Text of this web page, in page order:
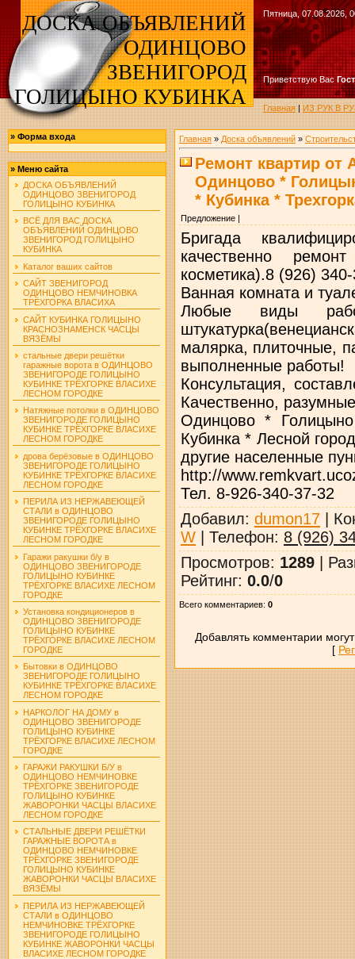
ДОСКА ОБЪЯВЛЕНИЙ
ОДИНЦОВО
ЗВЕНИГОРОД
ГОЛИЦЫНО КУБИНКА
Пятница, 07.08.2026,
Приветствую Вас
Главная|ИЗ РУК В
» Форма входа
» Меню сайта
ДОСКА ОБЪЯВЛЕНИЙ
ОДИНЦОВО ЗВЕНИГОРОД
ГОЛИЦЫНО КУБИНКА
ВСЁ ДЛЯ ВАС ДОСКА
ОБЪЯВЛЕНИЙ ОДИНЦОВО
ЗВЕНИГОРОД ГОЛИЦЫНО
КУБИНКА
Каталог ваших сайтов
САЙТ ЗВЕНИГОРОД
ОДИНЦОВО НЕМЧИНОВКА
ТРЁХГОРКА ВЛАСИХА
САЙТ КУБИНКА ГОЛИЦЫНО
КРАСНОЗНАМЕНСК ЧАСЦЫ
ВЯЗЁМЫ
стальные двери решётки
гаражные ворота в ОДИНЦОВО
ЗВЕНИГОРОДЕ ГОЛИЦЫНО
КУБИНКЕ ТРЁХГОРКЕ ВЛАСИХЕ
ЛЕСНОМ ГОРОДКЕ
Натяжные потолки в ОДИНЦОВО
ЗВЕНИГОРОДЕ ГОЛИЦЫНО
КУБИНКЕ ТРЁХГОРКЕ ВЛАСИХЕ
ЛЕСНОМ ГОРОДКЕ
дрова берёзовые в ОДИНЦОВО
ЗВЕНИГОРОДЕ ГОЛИЦЫНО
КУБИНКЕ ТРЁХГОРКЕ ВЛАСИХЕ
ЛЕСНОМ ГОРОДКЕ
ПЕРИЛА ИЗ НЕРЖАВЕЮЩЕЙ
СТАЛИ в ОДИНЦОВО
ЗВЕНИГОРОДЕ ГОЛИЦЫНО
КУБИНКЕ ТРЁХГОРКЕ ВЛАСИХЕ
ЛЕСНОМ ГОРОДКЕ
Гаражи ракушки б/у в
ОДИНЦОВО ЗВЕНИГОРОДЕ
ГОЛИЦЫНО КУБИНКЕ
ТРЁХГОРКЕ ВЛАСИХЕ ЛЕСНОМ
ГОРОДКЕ
Установка кондиционеров в
ОДИНЦОВО ЗВЕНИГОРОДЕ
ГОЛИЦЫНО КУБИНКЕ
ТРЁХГОРКЕ ВЛАСИХЕ ЛЕСНОМ
ГОРОДКЕ
Бытовки в ОДИНЦОВО
ЗВЕНИГОРОДЕ ГОЛИЦЫНО
КУБИНКЕ ТРЁХГОРКЕ ВЛАСИХЕ
ЛЕСНОМ ГОРОДКЕ
НАРКОЛОГ НА ДОМУ в
ОДИНЦОВО ЗВЕНИГОРОДЕ
ГОЛИЦЫНО КУБИНКЕ
ТРЁХГОРКЕ ВЛАСИХЕ ЛЕСНОМ
ГОРОДКЕ
ГАРАЖИ РАКУШКИ Б/У в
ОДИНЦОВО НЕМЧИНОВКЕ
ТРЁХГОРКЕ ЗВЕНИГОРОДЕ
ГОЛИЦЫНО КУБИНКЕ
ЖАВОРОНКИ ЧАСЦЫ ВЛАСИХЕ
ЛЕСНОМ ГОРОДКЕ
СТАЛЬНЫЕ ДВЕРИ РЕШЁТКИ
ГАРАЖНЫЕ ВОРОТА в
ОДИНЦОВО НЕМЧИНОВКЕ
ТРЁХГОРКЕ ЗВЕНИГОРОДЕ
ГОЛИЦЫНО КУБИНКЕ
ЖАВОРОНКИ ЧАСЦЫ ВЛАСИХЕ
ВЯЗЁМЫ
ПЕРИЛА ИЗ НЕРЖАВЕЮЩЕЙ
СТАЛИ в ОДИНЦОВО
НЕМЧИНОВКЕ ТРЁХГОРКЕ
ЗВЕНИГОРОДЕ ГОЛИЦЫНО
КУБИНКЕ ЖАВОРОНКИ ЧАСЦЫ
ВЛАСИХЕ ЛЕСНОМ ГОРОДКЕ
Главная» Доска объявлений»
Ремонт квартир
Одинцово *
* Кубинка *
Предложение |
Бригада
качественно
косметика).8 (926)
Ванная комната и
Любые виды
малярка, плиточные,
выполненные работы!
Консультация,
Качественно,
Одинцово *
Кубинка * Лесной
другие населенные
http://
Тел. 8-926-340-37-32
Добавил: dumon17|
W| Телефон: 8 (926)
Просмотров: 1289|
Рейтинг: 0.0/0
Всего комментариев: 0
Добавлять комментарии
[